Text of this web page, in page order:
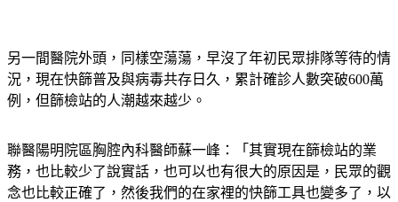
另一間醫院外頭，同樣空蕩蕩，早沒了年初民眾排隊等待的情
況，現在快篩普及與病毒共存日久，累計確診人數突破600萬
例，但篩檢站的人潮越來越少。
聯醫陽明院區胸腔內科醫師蘇一峰：「其實現在篩檢站的業
務，也比較少了說實話，也可以也有很大的原因是，民眾的觀
念也比較正確了，然後我們的在家裡的快篩工具也變多了，以